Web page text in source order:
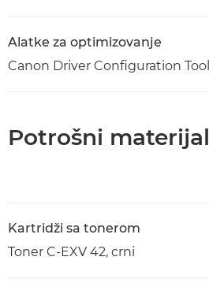
Alatke za optimizovanje
Canon Driver Configuration Tool
Potrošni materijal
Kartridži sa tonerom
Toner C-EXV 42, crni